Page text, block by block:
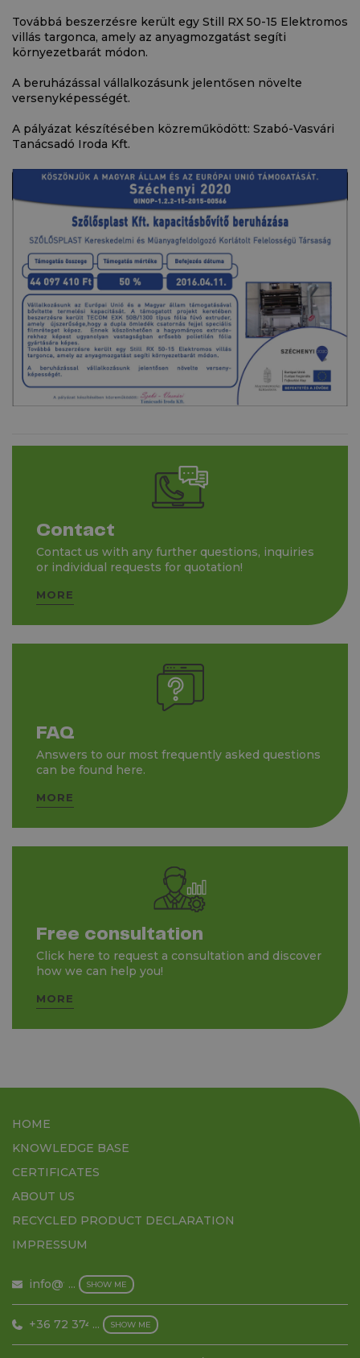
Contact
Contact us with any further questions, inquiries
or individual requests for quotation!
MORE
FAQ
Answers to our most frequently asked questions
can be found here.
MORE
Free consultation
Click here to request a consultation and discover
how we can help you!
MORE
Továbbá beszerzésre került egy Still RX 50-15 Elektromos
villás targonca, amely az anyagmozgatást segíti
környezetbarát módon.
A beruházással vállalkozásunk jelentősen növelte
versenyképességét.
A pályázat készítésében közreműködött: Szabó-Vasvári
Tanácsadó Iroda Kft.
HOME
KNOWLEDGE BASE
CERTIFICATES
ABOUT US
RECYCLED PRODUCT DECLARATION
IMPRESSUM
info@filmex.hu
... SHOW ME
+36 72 374 500
... SHOW ME